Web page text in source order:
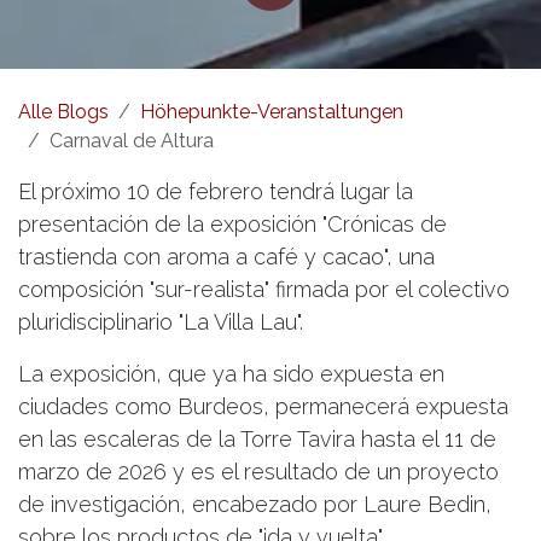
Alle Blogs
Höhepunkte-Veranstaltungen
Carnaval de Altura
El próximo 10 de febrero tendrá lugar la
presentación de la exposición "Crónicas de
trastienda con aroma a café y cacao", una
composición "sur-realista" firmada por el colectivo
pluridisciplinario "La Villa Lau".
La exposición, que ya ha sido expuesta en
ciudades como Burdeos, permanecerá expuesta
en las escaleras de la Torre Tavira hasta el 11 de
marzo de 2026 y es el resultado de un proyecto
de investigación, encabezado por Laure Bedin,